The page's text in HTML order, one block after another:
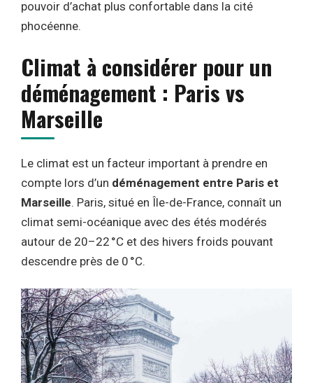
pouvoir d’achat plus confortable dans la cité
phocéenne.
Climat à considérer pour un
déménagement : Paris vs
Marseille
Le climat est un facteur important à prendre en
compte lors d’un déménagement entre Paris et
Marseille. Paris, situé en Île-de-France, connaît un
climat semi-océanique avec des étés modérés
autour de 20–22 °C et des hivers froids pouvant
descendre près de 0 °C.